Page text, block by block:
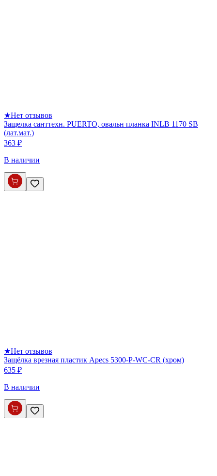
★Нет отзывов
Защелка санттехн. PUERTO, овальн планка INLB 1170 SB
(лат.мат.)
363 ₽
В наличии
★Нет отзывов
Защёлка врезная пластик Apecs 5300-P-WC-CR (хром)
635 ₽
В наличии